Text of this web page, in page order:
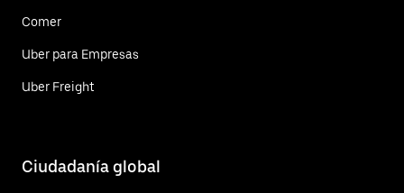
Comer
Uber para Empresas
Uber Freight
Ciudadanía global